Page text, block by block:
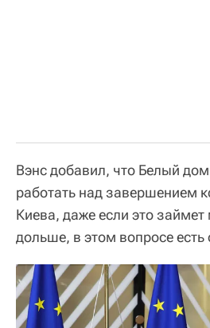
Вэнс добавил, что Белый
работать над завершением
Киева, даже если это
дольше, в этом вопросе